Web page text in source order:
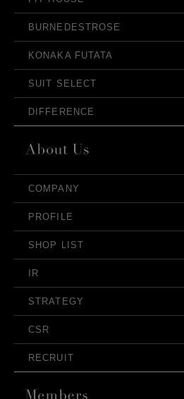
BURNEDESTROSE
KONAKA FUTATA
SUIT SELECT
DIFFERENCE
COMPANY
PROFILE
SHOP LIST
IR
STRATEGY
CSR
RECRUIT